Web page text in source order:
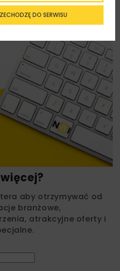
aby otrzymywać od
branżowe,
atrakcyjne oferty i
DO SERWISU